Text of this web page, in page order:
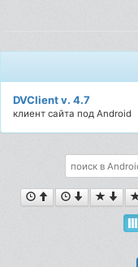
DVClient v. 4.7
клиент сайта под Android